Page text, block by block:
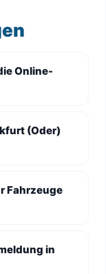
Online-
(Oder)
Fahrzeuge
in